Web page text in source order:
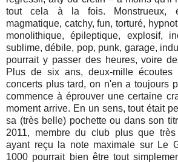
tout cela à la fois. Monstrueux,
magmatique, catchy, fun, torturé,
monolithique, épileptique, explosif,
sublime, débile, pop, punk, garage,
pourrait y passer des heures, voire
Plus de six ans, deux-mille
concerts plus tard, on n'en a toujours
commence à éprouver une certaine
moment arrive. En un sens, tout était
sa (très belle) pochette ou dans son
2011, membre du club plus que
ayant reçu la note maximale sur Le
1000 pourrait bien être tout